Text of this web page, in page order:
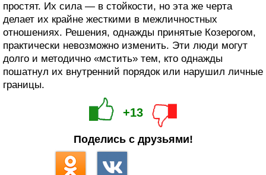
простят. Их сила — в стойкости, но эта же черта
делает их крайне жесткими в межличностных
отношениях. Решения, однажды принятые Козерогом,
практически невозможно изменить. Эти люди могут
долго и методично «мстить» тем, кто однажды
пошатнул их внутренний порядок или нарушил личные
границы.
+13
Поделись с друзьями!